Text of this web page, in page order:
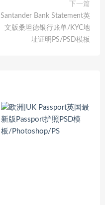
下一篇
Santander Bank Statement英
文版桑坦德银行账单/KYC地
址证明PS/PSD模板